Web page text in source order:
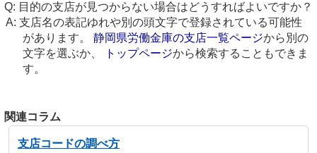
目的の支店が見つからない場合はどうすればよいですか？
支店名の表記ゆれや別の頭文字で登録されている可能性
があります。 静岡県労働金庫の支店一覧ページから別の
文字を選ぶか、
トップページから検索することもできま
す。
関連コラム
支店コードの調べ方